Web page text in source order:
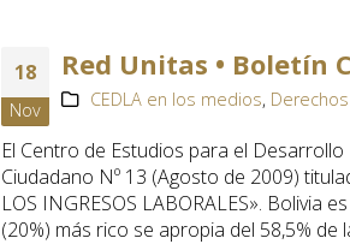
18
Nov
Red Unitas • Boletín
CEDLA en los medios,
El Centro de Estudios para el
Ciudadano Nº 13 (Agosto de 2009)
LOS INGRESOS LABORALES». Bolivia
(20%) más rico se apropia del 58,5%